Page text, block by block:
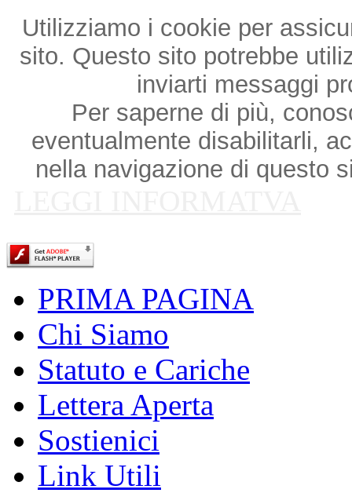
Utilizziamo i cookie per
sito. Questo sito potrebbe
inviarti messaggi
Per saperne di più,
eventualmente disabilitarli,
nella navigazione di questo
PRIMA PAGINA
Chi Siamo
Statuto e Cariche
Lettera Aperta
Sostienici
Link Utili